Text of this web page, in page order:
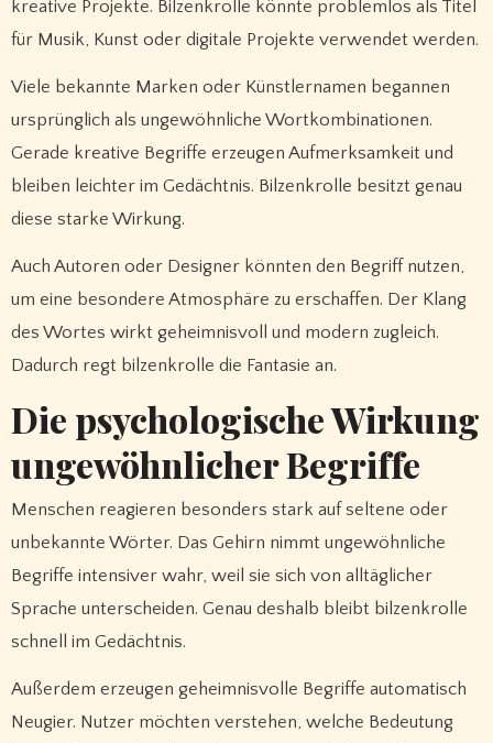
kreative Projekte. Bilzenkrolle könnte problemlos als Titel
für Musik, Kunst oder digitale Projekte verwendet werden.
Viele bekannte Marken oder Künstlernamen begannen
ursprünglich als ungewöhnliche Wortkombinationen.
Gerade kreative Begriffe erzeugen Aufmerksamkeit und
bleiben leichter im Gedächtnis. Bilzenkrolle besitzt genau
diese starke Wirkung.
Auch Autoren oder Designer könnten den Begriff nutzen,
um eine besondere Atmosphäre zu erschaffen. Der Klang
des Wortes wirkt geheimnisvoll und modern zugleich.
Dadurch regt bilzenkrolle die Fantasie an.
Die psychologische Wirkung
ungewöhnlicher Begriffe
Menschen reagieren besonders stark auf seltene oder
unbekannte Wörter. Das Gehirn nimmt ungewöhnliche
Begriffe intensiver wahr, weil sie sich von alltäglicher
Sprache unterscheiden. Genau deshalb bleibt bilzenkrolle
schnell im Gedächtnis.
Außerdem erzeugen geheimnisvolle Begriffe automatisch
Neugier. Nutzer möchten verstehen, welche Bedeutung